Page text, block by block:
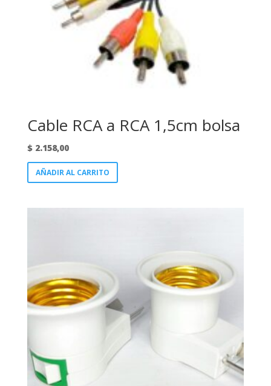
Cable RCA a RCA 1,5cm bolsa
$2.158,00
AÑADIR AL CARRITO